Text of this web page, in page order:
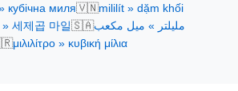
» кубічна миля🇻🇳mililít » dặm khối
세제곱 마일🇸🇦مليلتر » ميل مكعب
μιλιλίτρο » κυβική μίλια